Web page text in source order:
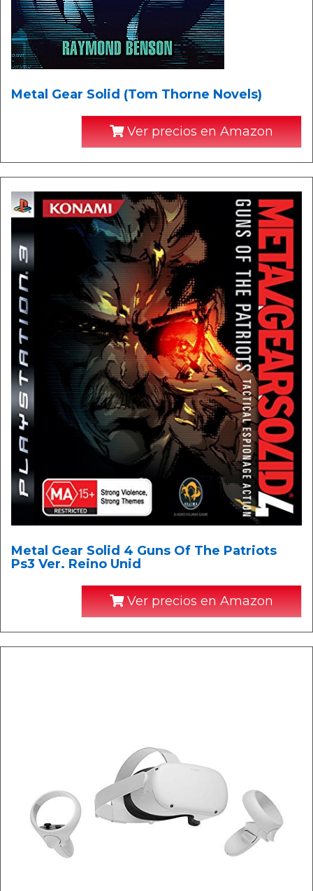
Metal Gear Solid (Tom Thorne Novels)
Ver precios en Amazon
Metal Gear Solid 4 Guns Of The Patriots
Ps3 Ver. Reino Unid
Ver precios en Amazon